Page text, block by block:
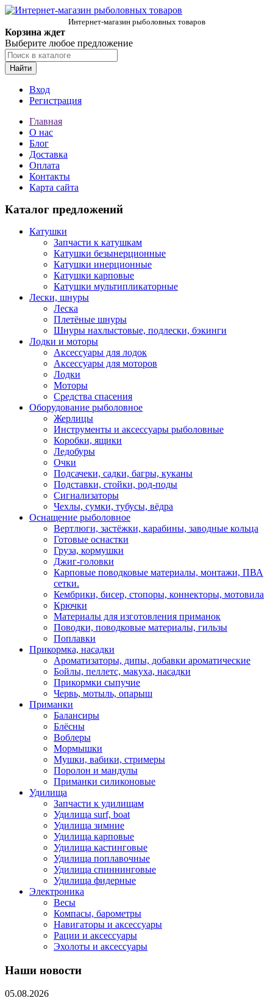
Интернет-магазин рыболовных товаров
Корзина ждет
Выберите любое предложение
Найти
Вход
Регистрация
Главная
О нас
Блог
Доставка
Оплата
Контакты
Карта сайта
Каталог предложений
Катушки
Запчасти к катушкам
Катушки безынерционные
Катушки инерционные
Катушки карповые
Катушки мультипликаторные
Лески, шнуры
Леска
Плетёные шнуры
Шнуры нахлыстовые, подлески, бэкинги
Лодки и моторы
Аксессуары для лодок
Аксессуары для моторов
Лодки
Моторы
Средства спасения
Оборудование рыболовное
Жерлицы
Инструменты и аксессуары рыболовные
Коробки, ящики
Ледобуры
Очки
Подсачеки, садки, багры, куканы
Подставки, стойки, род-поды
Сигнализаторы
Чехлы, сумки, тубусы, вёдра
Оснащение рыболовное
Вертлюги, застёжки, карабины, заводные кольца
Готовые оснастки
Груза, кормушки
Джиг-головки
Карповые поводковые материалы, монтажи, ПВА
сетки.
Кембрики, бисер, стопоры, коннекторы, мотовила
Крючки
Материалы для изготовления приманок
Поводки, поводковые материалы, гильзы
Поплавки
Прикормка, насадки
Ароматизаторы, дипы, добавки ароматические
Бойлы, пеллетс, макуха, насадки
Прикормки сыпучие
Червь, мотыль, опарыш
Приманки
Балансиры
Блёсны
Воблеры
Мормышки
Мушки, вабики, стримеры
Поролон и мандулы
Приманки силиконовые
Удилища
Запчасти к удилищам
Удилища surf, boat
Удилища зимние
Удилища карповые
Удилища кастинговые
Удилища поплавочные
Удилища спиннинговые
Удилища фидерные
Электроника
Весы
Компасы, барометры
Навигаторы и аксессуары
Рации и аксессуары
Эхолоты и аксессуары
Наши новости
05.08.2026